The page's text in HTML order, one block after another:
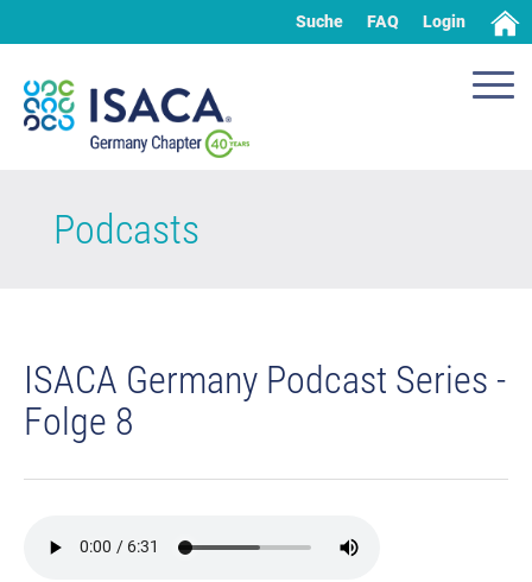
Suche FAQ Login
Podcasts
ISACA Germany Podcast Series -
Folge 8